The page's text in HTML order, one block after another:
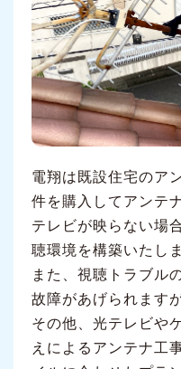
電翔は既設住宅のア
件を購入してアンテ
テレビが映らない場
聴環境を構築いたし
また、視聴トラブル
故障があげられます
その他、光テレビや
えによるアンテナ工